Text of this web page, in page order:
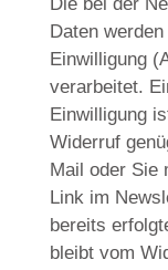
Daten
Einwilligung
verarbeitet.
Einwilligung
Widerruf
Mail oder Sie
Link im
bereits
bleibt vom